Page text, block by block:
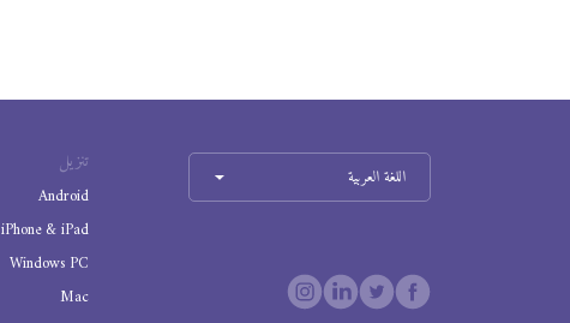
تنزيل
Android
iPhone & iPad
Windows PC
Mac
اللغة العربية